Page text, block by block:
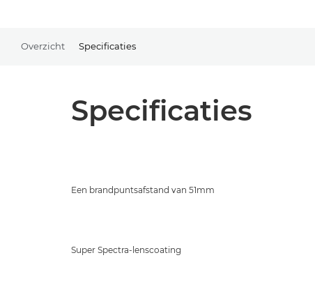
Overzicht Specificaties
Specificaties
Een brandpuntsafstand van 51mm
Super Spectra-lenscoating